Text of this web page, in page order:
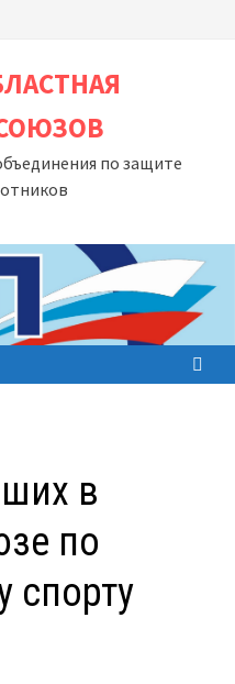
по защите
в
по
спорту